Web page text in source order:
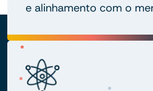
e alinhamento com o